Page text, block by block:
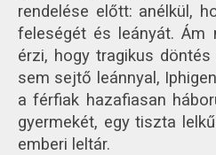
rendelése előtt: anélkül,
feleségét és leányát. Ám
érzi, hogy tragikus
sem sejtő leánnyal,
a férfiak hazafiasan
gyermekét, egy tiszta
emberi leltár.